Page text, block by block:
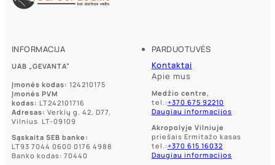
INFORMACIJA
UAB „GEVANTA”
Įmonės kodas: 124210175
Įmonės PVM
kodas: LT242101716
Adresas: Verkių g. 42, D77,
Vilnius LT-09109
Sąskaita SEB banke:
LT93 7044 0600 0176 4988
Banko kodas: 70440
PARDUOTUVĖS
Kontaktai
Apie mus
Medžio centre,
tel.:+370 675 92210
Daugiau informacijos
Akropolyje Vilniuje
priešais Ermitažo kasas
tel.:+370 615 16032
Daugiau informacijos